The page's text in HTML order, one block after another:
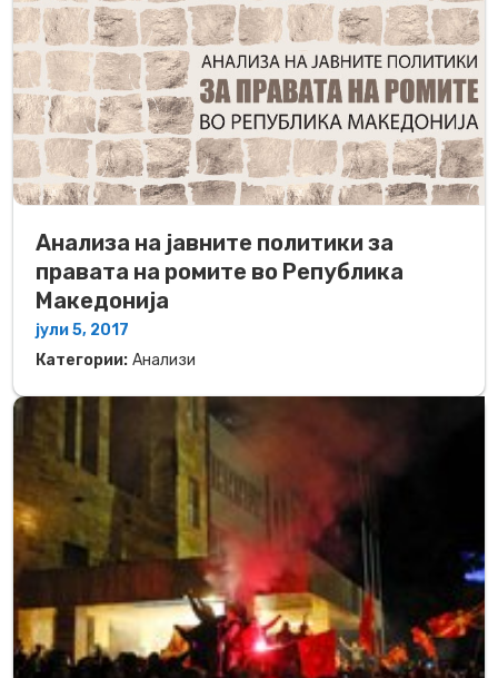
Анализа на јавните политики за
правата на ромите во Република
Македонија
јули 5, 2017
Категории: Анализи